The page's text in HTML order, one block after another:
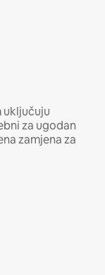
uključuju
za ugodan
zamjena za